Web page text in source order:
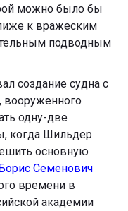
можно было бы
к вражеским
подводным
создание судна с
вооруженного
одну-две
когда Шильдер
основную
Семенович
времени в
академии